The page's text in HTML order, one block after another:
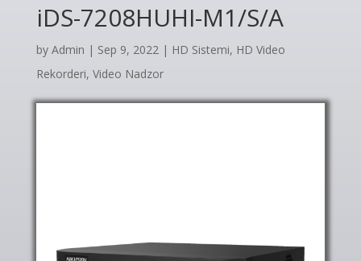
iDS-7208HUHI-M1/S/A
by Admin | Sep 9, 2022| HD Sistemi, HD Video
Rekorderi, Video Nadzor